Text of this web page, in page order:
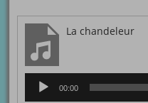
La chandeleur
Lecteur
audio
00:00